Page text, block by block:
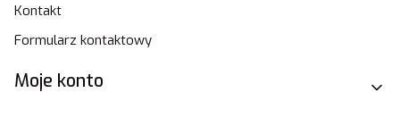
Kontakt
Formularz kontaktowy
Moje konto